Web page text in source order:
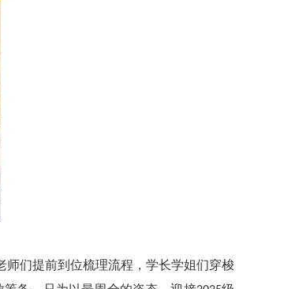
师们提前到位梳理流程，学长学姐们穿梭